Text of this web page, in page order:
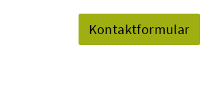
Kontaktformular